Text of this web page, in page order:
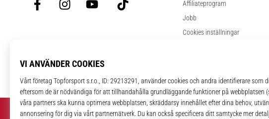
Affiliateprogram
Jobb
Cookies inställningar